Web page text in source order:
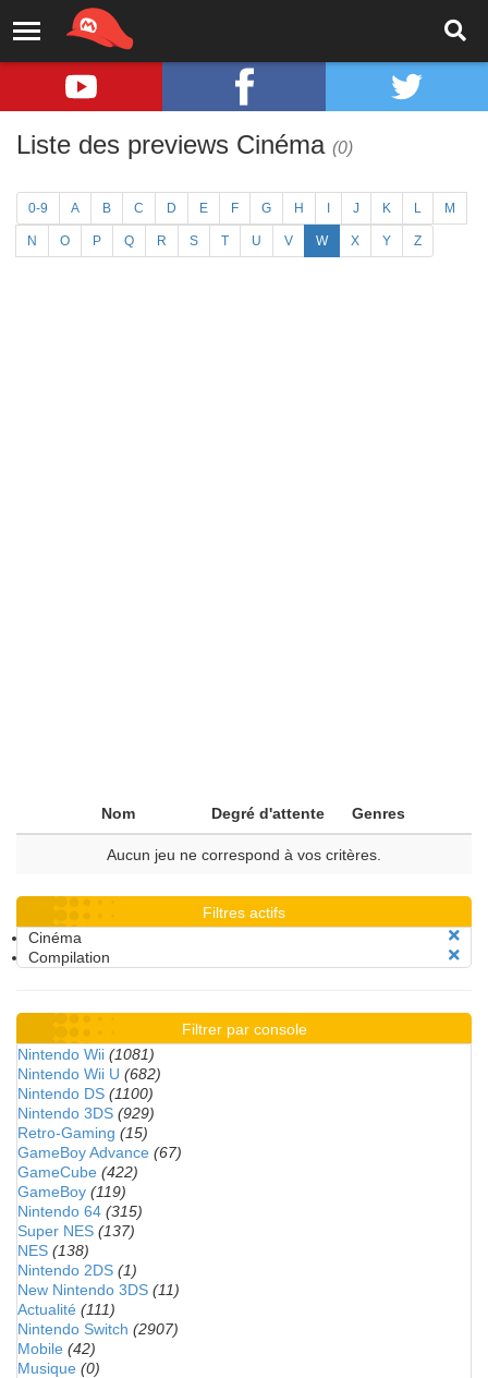
Liste des previews Cinéma (0)
0-9 A B C D E F G H J K L M
N O P Q R S T U V W X Y Z
Nom Degré d'attente Genres
Aucun jeu ne correspond à vos critères.
Filtres actifs
Cinéma
Compilation
Filtrer par console
Nintendo Wii (1081)
Nintendo Wii U (682)
Nintendo DS (1100)
Nintendo 3DS (929)
Retro-Gaming (15)
GameBoy Advance (67)
GameCube (422)
GameBoy (119)
Nintendo 64 (315)
Super NES (137)
NES (138)
Nintendo 2DS (1)
New Nintendo 3DS (11)
Actualité (111)
Nintendo Switch (2907)
Mobile (42)
Musique (0)